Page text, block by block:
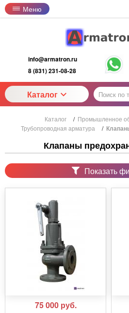
Меню
info@armatron.ru
8 (831) 231-08-28
Каталог
Каталог / Промышленное
Трубопроводная арматура
/
Клапаны
Показать
75 000 руб.